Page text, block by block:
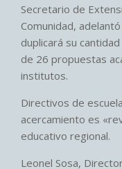
Secretario de
Comunidad,
duplicará su
de 26 propuestas
institutos.
Directivos de
acercamiento es
educativo regional.
Leonel Sosa,